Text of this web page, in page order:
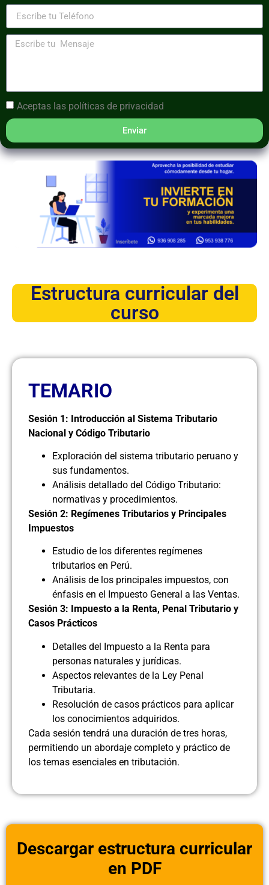
Aceptas las políticas de privacidad
Enviar
Estructura curricular del
curso
TEMARIO
Sesión 1: Introducción al Sistema Tributario
Nacional y Código Tributario
Exploración del sistema tributario peruano y
sus fundamentos.
Análisis detallado del Código Tributario:
normativas y procedimientos.
Sesión 2: Regímenes Tributarios y Principales
Impuestos
Estudio de los diferentes regímenes
tributarios en Perú.
Análisis de los principales impuestos, con
énfasis en el Impuesto General a las Ventas.
Sesión 3: Impuesto a la Renta, Penal Tributario y
Casos Prácticos
Detalles del Impuesto a la Renta para
personas naturales y jurídicas.
Aspectos relevantes de la Ley Penal
Tributaria.
Resolución de casos prácticos para aplicar
los conocimientos adquiridos.
Cada sesión tendrá una duración de tres horas,
permitiendo un abordaje completo y práctico de
los temas esenciales en tributación.
Descargar estructura curricular
en PDF